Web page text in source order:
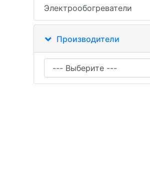
Электрообогреватели
Производители